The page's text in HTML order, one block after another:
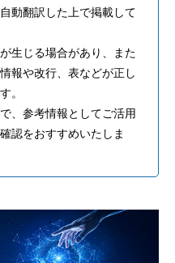
動翻訳した上で掲載して
生じる場合があり、また
報や改行、表などが正し
。
、参考情報としてご活用
認をおすすめいたしま